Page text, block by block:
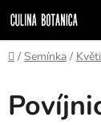
na
obsah
Domů
/ Semínka /